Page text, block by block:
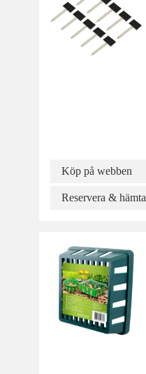
Köp på webben
Reservera & hämta